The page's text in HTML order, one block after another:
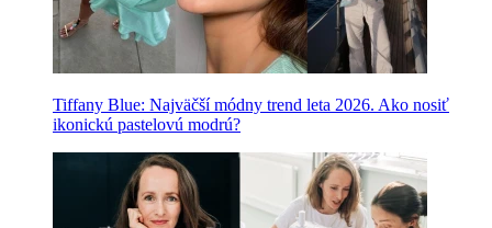
Tiffany Blue: Najväčší módny trend leta 2026. Ako nosiť
ikonickú pastelovú modrú?